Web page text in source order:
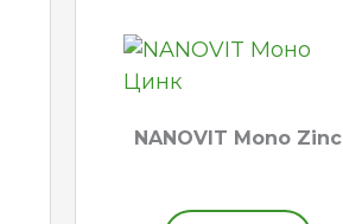
NANOVIT Mono Zinc